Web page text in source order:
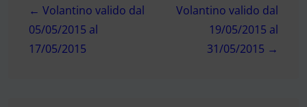
articoli
← Volantino valido dal
05/05/2015 al
17/05/2015
Volantino valido dal
19/05/2015 al
31/05/2015 →